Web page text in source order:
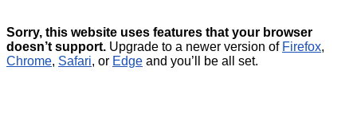
Sorry, this website uses features that your browser
doesn’t support. Upgrade to a newer version of Firefox,
Chrome, Safari, or Edge and you’ll be all set.